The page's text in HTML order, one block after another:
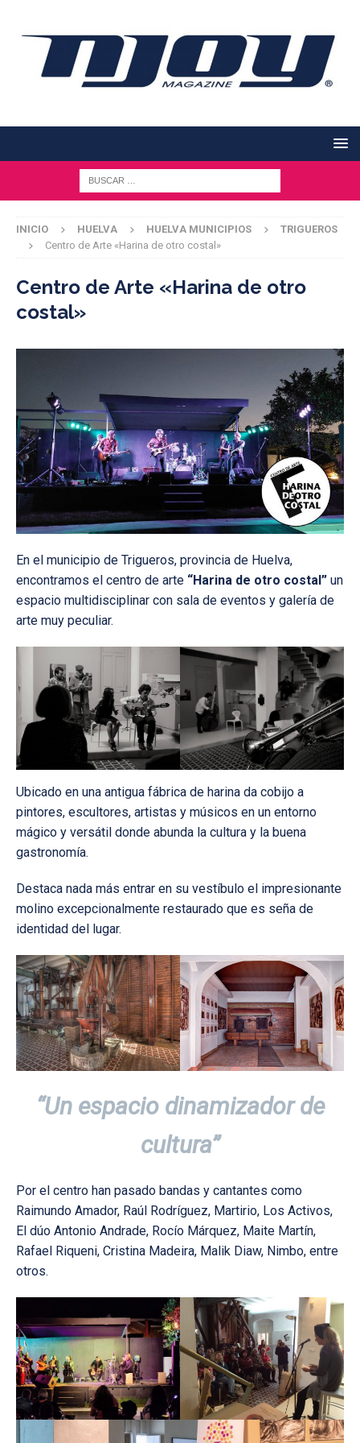
INICIO HUELVA HUELVA MUNICIPIOS
TRIGUEROS
Centro de Arte «Harina de otro costal»
Centro de Arte «Harina de otro
costal»
En el municipio de Trigueros, provincia de Huelva,
encontramos el centro de arte “Harina de otro costal” un
espacio multidisciplinar con sala de eventos y galería de
arte muy peculiar.
Ubicado en una antigua fábrica de harina da cobijo a
pintores, escultores, artistas y músicos en un entorno
mágico y versátil donde abunda la cultura y la buena
gastronomía.
Destaca nada más entrar en su vestíbulo el impresionante
molino excepcionalmente restaurado que es seña de
identidad del lugar.
“Un espacio dinamizador de
cultura”
Por el centro han pasado bandas y cantantes como
Raimundo Amador, Raúl Rodríguez, Martirio, Los Activos,
El dúo Antonio Andrade, Rocío Márquez, Maite Martín,
Rafael Riqueni, Cristina Madeira, Malik Diaw, Nimbo, entre
otros.